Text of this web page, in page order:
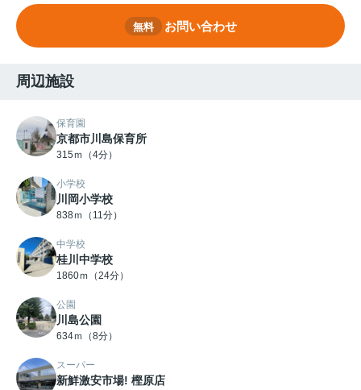
無料 お問い合わせ
周辺施設
保育園
京都市川島保育所
315ｍ（4分）
小学校
川岡小学校
838ｍ（11分）
中学校
桂川中学校
1860ｍ（24分）
公園
川島公園
634ｍ（8分）
スーパー
新鮮激安市場! 樫原店